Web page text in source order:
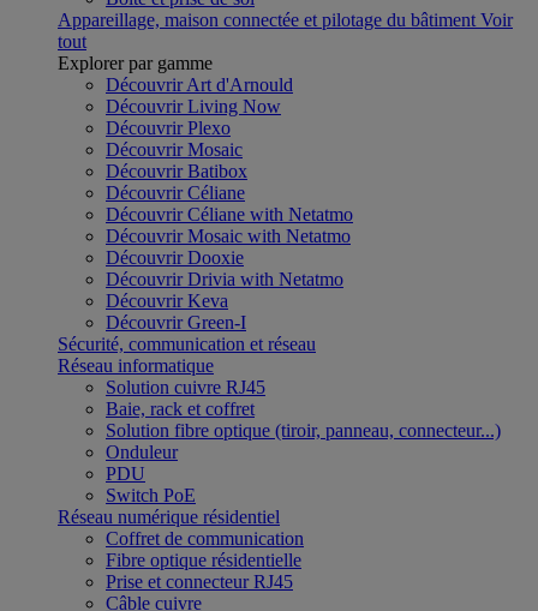
Appareillage, maison connectée et pilotage du bâtiment Voir
tout
Explorer par gamme
Découvrir Art d'Arnould
Découvrir Living Now
Découvrir Plexo
Découvrir Mosaic
Découvrir Batibox
Découvrir Céliane
Découvrir Céliane with Netatmo
Découvrir Mosaic with Netatmo
Découvrir Dooxie
Découvrir Drivia with Netatmo
Découvrir Keva
Découvrir Green-I
Sécurité, communication et réseau
Réseau informatique
Solution cuivre RJ45
Baie, rack et coffret
Solution fibre optique (tiroir, panneau, connecteur...)
Onduleur
PDU
Switch PoE
Réseau numérique résidentiel
Coffret de communication
Fibre optique résidentielle
Prise et connecteur RJ45
Câble cuivre